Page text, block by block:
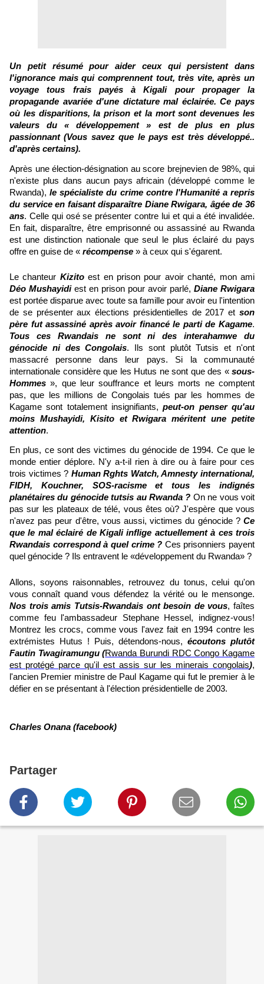
Un petit résumé pour aider ceux qui persistent dans
l'ignorance mais qui comprennent tout, très vite, après un
voyage tous frais payés à Kigali pour propager la
propagande avariée d'une dictature mal éclairée. Ce pays
où les disparitions, la prison et la mort sont devenues les
valeurs du « développement » est de plus en plus
passionnant (Vous savez que le pays est très développé..
d'après certains).
Après une élection-désignation au score brejnevien de 98%, qui
n'existe plus dans aucun pays africain (développé comme le
Rwanda),le spécialiste du crime contre l'Humanité a repris
du service en faisant disparaître Diane Rwigara, âgée de 36
ans. Celle qui osé se présenter contre lui et qui a été invalidée.
En fait, disparaître, être emprisonné ou assassiné au Rwanda
est une distinction nationale que seul le plus éclairé du pays
offre en guise de « récompense » à ceux qui s'égarent.
Le chanteur Kizitoest en prison pour avoir chanté, mon ami
Déo Mushayidiest en prison pour avoir parlé, Diane Rwigara
est portée disparue avec toute sa famille pour avoir eu l'intention
de se présenter aux élections présidentielles de 2017 et son
père fut assassiné après avoir financé le parti de Kagame.
Tous ces Rwandais ne sont ni des interahamwe du
génocide ni des Congolais. Ils sont plutôt Tutsis et n'ont
massacré personne dans leur pays. Si la communauté
internationale considère que les Hutus ne sont que des « sous-
Hommes », que leur souffrance et leurs morts ne comptent
pas, que les millions de Congolais tués par les hommes de
Kagame sont totalement insignifiants,peut-on penser qu'au
moins Mushayidi, Kisito et Rwigara méritent une petite
attention.
En plus, ce sont des victimes du génocide de 1994. Ce que le
monde entier déplore. N'y a-t-il rien à dire ou à faire pour ces
trois victimes ? Human Rghts Watch, Amnesty international,
FIDH, Kouchner, SOS-racisme et tous les indignés
planétaires du génocide tutsis au Rwanda ? On ne vous voit
pas sur les plateaux de télé, vous êtes où? J'espère que vous
n'avez pas peur d'être, vous aussi, victimes du génocide ? Ce
que le mal éclairé de Kigali inflige actuellement à ces trois
Rwandais correspond à quel crime ? Ces prisonniers payent
quel génocide ? Ils entravent le «développement du Rwanda» ?
Allons, soyons raisonnables, retrouvez du tonus, celui qu'on
vous connaît quand vous défendez la vérité ou le mensonge.
Nos trois amis Tutsis-Rwandais ont besoin de vous, faîtes
comme feu l'ambassadeur Stephane Hessel, indignez-vous!
Montrez les crocs, comme vous l'avez fait en 1994 contre les
extrémistes Hutus ! Puis, détendons-nous, écoutons plutôt
Fautin Twagiramungu (Rwanda Burundi RDC Congo Kagame
est protégé parce qu'il est assis sur les minerais congolais),
l'ancien Premier ministre de Paul Kagame qui fut le premier à le
défier en se présentant à l'élection présidentielle de 2003.
Charles Onana (facebook)
Partager